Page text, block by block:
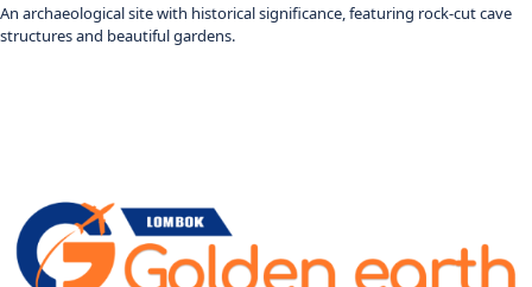
An archaeological site with historical significance, featuring rock-cut cave
structures and beautiful gardens.